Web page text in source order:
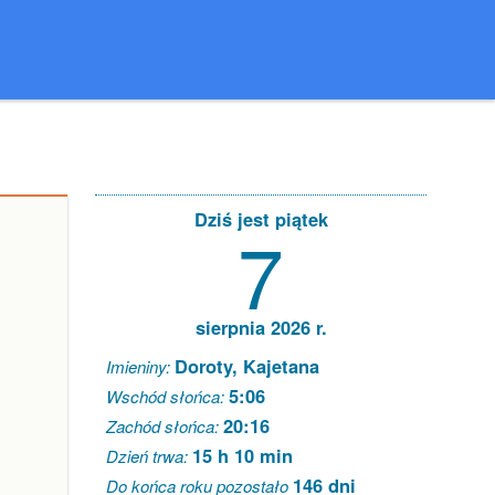
Dziś jest piątek
7
sierpnia 2026 r.
Imieniny: Doroty, Kajetana
Wschód słońca:5:06
Zachód słońca:20:16
Dzień trwa: 15 h 10 min
Do końca roku pozostało 146 dni